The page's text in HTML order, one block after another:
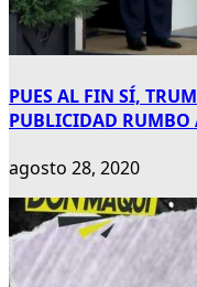
PUES AL FIN SÍ,
PUBLICIDAD RUMBO
agosto 28, 2020